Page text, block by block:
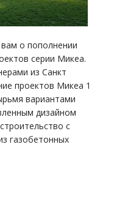
о пополнении
серии Микеа.
из Санкт
проектов Микеа 1
вариантами
дизайном
с
газобетонных